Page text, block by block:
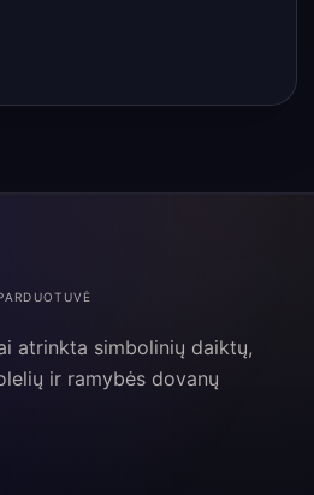
atrinkta simbolinių daiktų,
ir ramybės dovanų